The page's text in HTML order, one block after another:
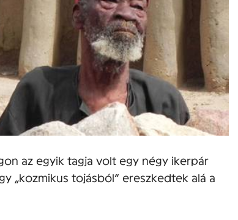
az egyik tagja volt egy négy ikerpár
„kozmikus tojásból” ereszkedtek alá a